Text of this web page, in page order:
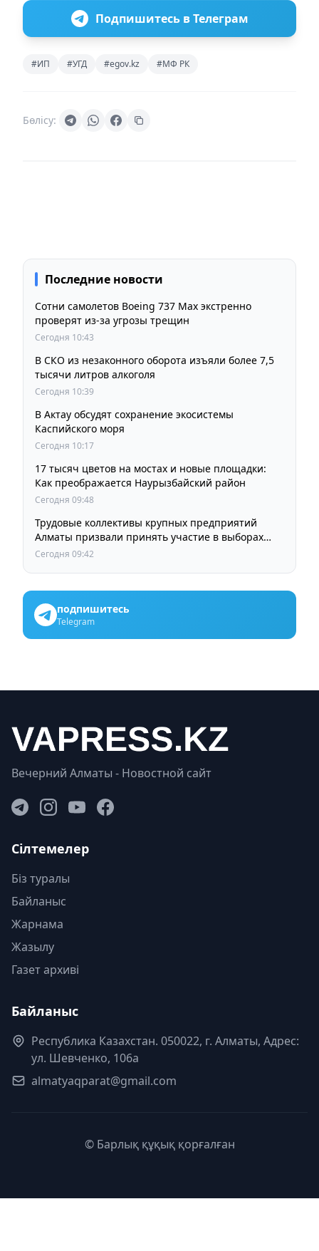
Подпишитесь в Телеграм
#ИП #УГД #egov.kz #МФ РК
Бөлісу:
Последние новости
Сотни самолетов Boeing 737 Max экстренно
проверят из-за угрозы трещин
Сегодня 10:43
В СКО из незаконного оборота изъяли более 7,5
тысячи литров алкоголя
Сегодня 10:39
В Актау обсудят сохранение экосистемы
Каспийского моря
Сегодня 10:17
17 тысяч цветов на мостах и новые площадки:
Как преображается Наурызбайский район
Сегодня 09:48
Трудовые коллективы крупных предприятий
Алматы призвали принять участие в выборах
членов Курултая
Сегодня 09:42
подпишитесь
Telegram
Вечерний Алматы - Новостной сайт
Сілтемелер
Біз туралы
Байланыс
Жарнама
Жазылу
Газет архиві
Байланыс
Республика Казахстан. 050022, г. Алматы, Адрес:
ул. Шевченко, 106а
almatyaqparat@gmail.com
© Барлық құқық қорғалған